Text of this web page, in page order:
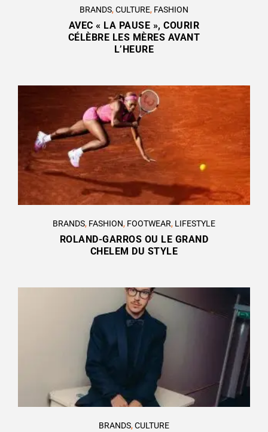
BRANDS,CULTURE, FASHION
AVEC « LA PAUSE », COURIR
CÉLÈBRE LES MÈRES AVANT
L’HEURE
BRANDS, FASHION, FOOTWEAR, LIFESTYLE
ROLAND-GARROS OU LE GRAND
CHELEM DU STYLE
BRANDS,CULTURE